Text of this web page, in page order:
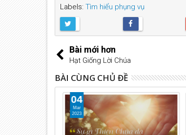
Labels: Tìm hiểu phụng vụ
Bài mới hơn
Hạt Giống Lời Chúa
BÀI CÙNG CHỦ ĐỀ
04
Mar
2023